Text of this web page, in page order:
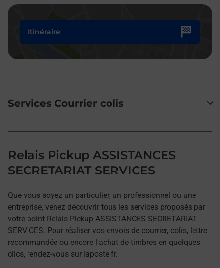
Itinéraire
Services Courrier colis
Relais Pickup ASSISTANCES
SECRETARIAT SERVICES
Que vous soyez un particulier, un professionnel ou une
entreprise, venez découvrir tous les services proposés par
votre point Relais Pickup ASSISTANCES SECRETARIAT
SERVICES. Pour réaliser vos envois de courrier, colis, lettre
recommandée ou encore l'achat de timbres en quelques
clics, rendez-vous sur laposte.fr.